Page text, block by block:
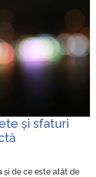
și sfaturi
și de ce este atât de